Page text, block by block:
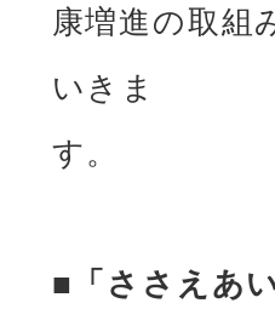
康増進の取組
いきま
す。
■「ささえあ